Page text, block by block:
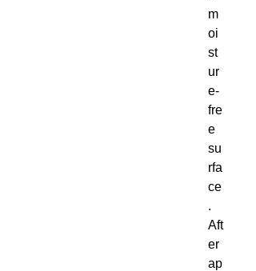
m
oi
st
ur
e-
fre
e
su
rfa
ce
.
Aft
er
ap